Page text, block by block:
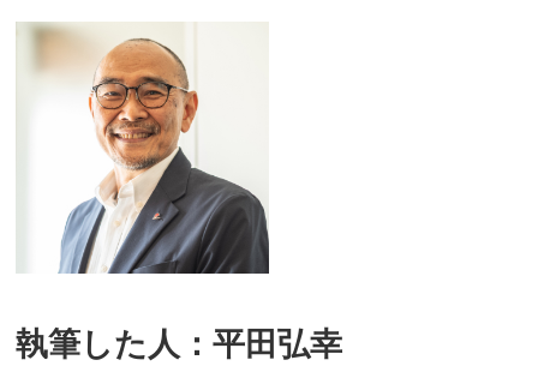
執筆した人：平田弘幸